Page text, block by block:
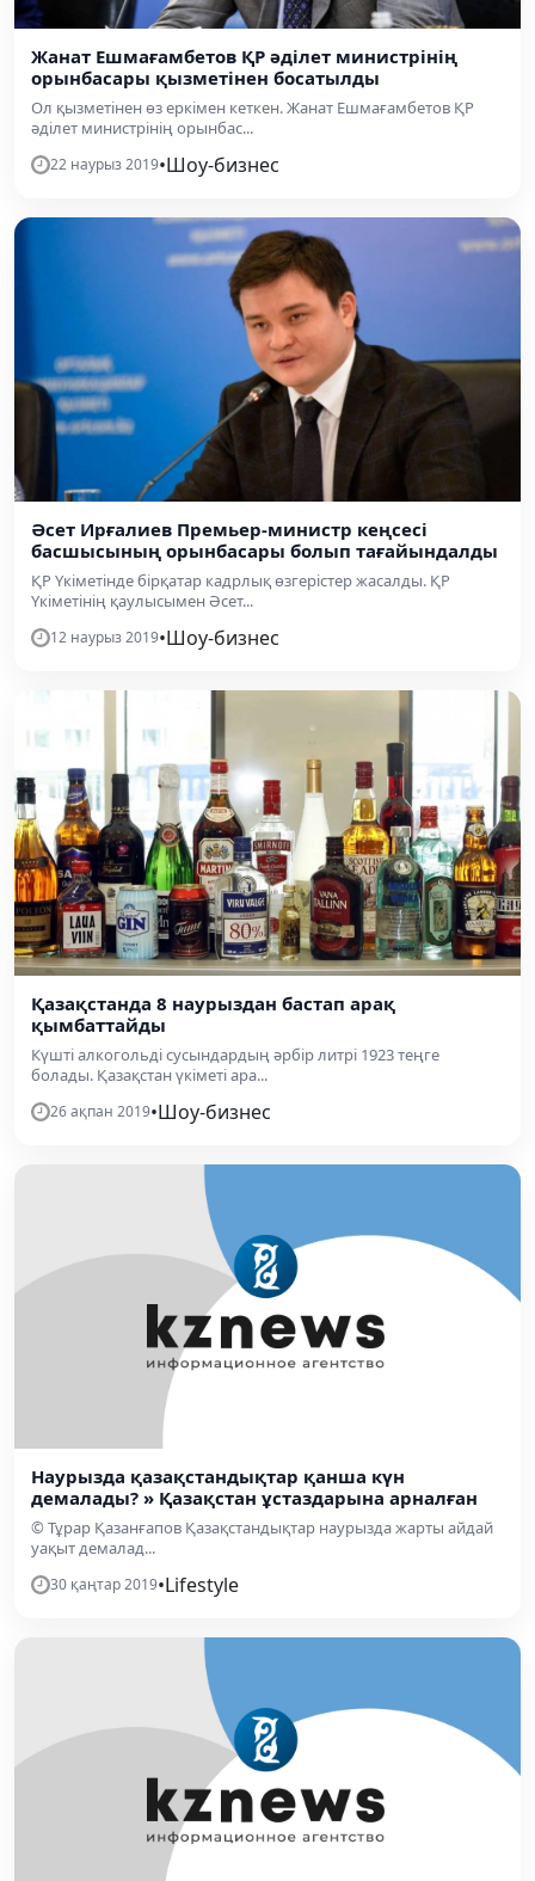
Жанат Ешмағамбетов ҚР әділет министрінің
орынбасары қызметінен босатылды
Ол қызметінен өз еркімен кеткен. Жанат Ешмағамбетов ҚР
әділет министрінің орынбас...
22 наурыз 2019•Шоу-бизнес
Әсет Ирғалиев Премьер-министр кеңсесі
басшысының орынбасары болып тағайындалды
ҚР Үкіметінде бірқатар кадрлық өзгерістер жасалды. ҚР
Үкіметінің қаулысымен Әсет...
12 наурыз 2019•Шоу-бизнес
Қазақстанда 8 наурыздан бастап арақ
қымбаттайды
Күшті алкогольді сусындардың әрбір литрі 1923 теңге
болады. Қазақстан үкіметі ара...
26 ақпан 2019•Шоу-бизнес
Наурызда қазақстандықтар қанша күн
демалады? » Қазақстан ұстаздарына арналған
© Тұрар Қазанғапов Қазақстандықтар наурызда жарты айдай
уақыт демалад...
30 қаңтар 2019•Lifestyle